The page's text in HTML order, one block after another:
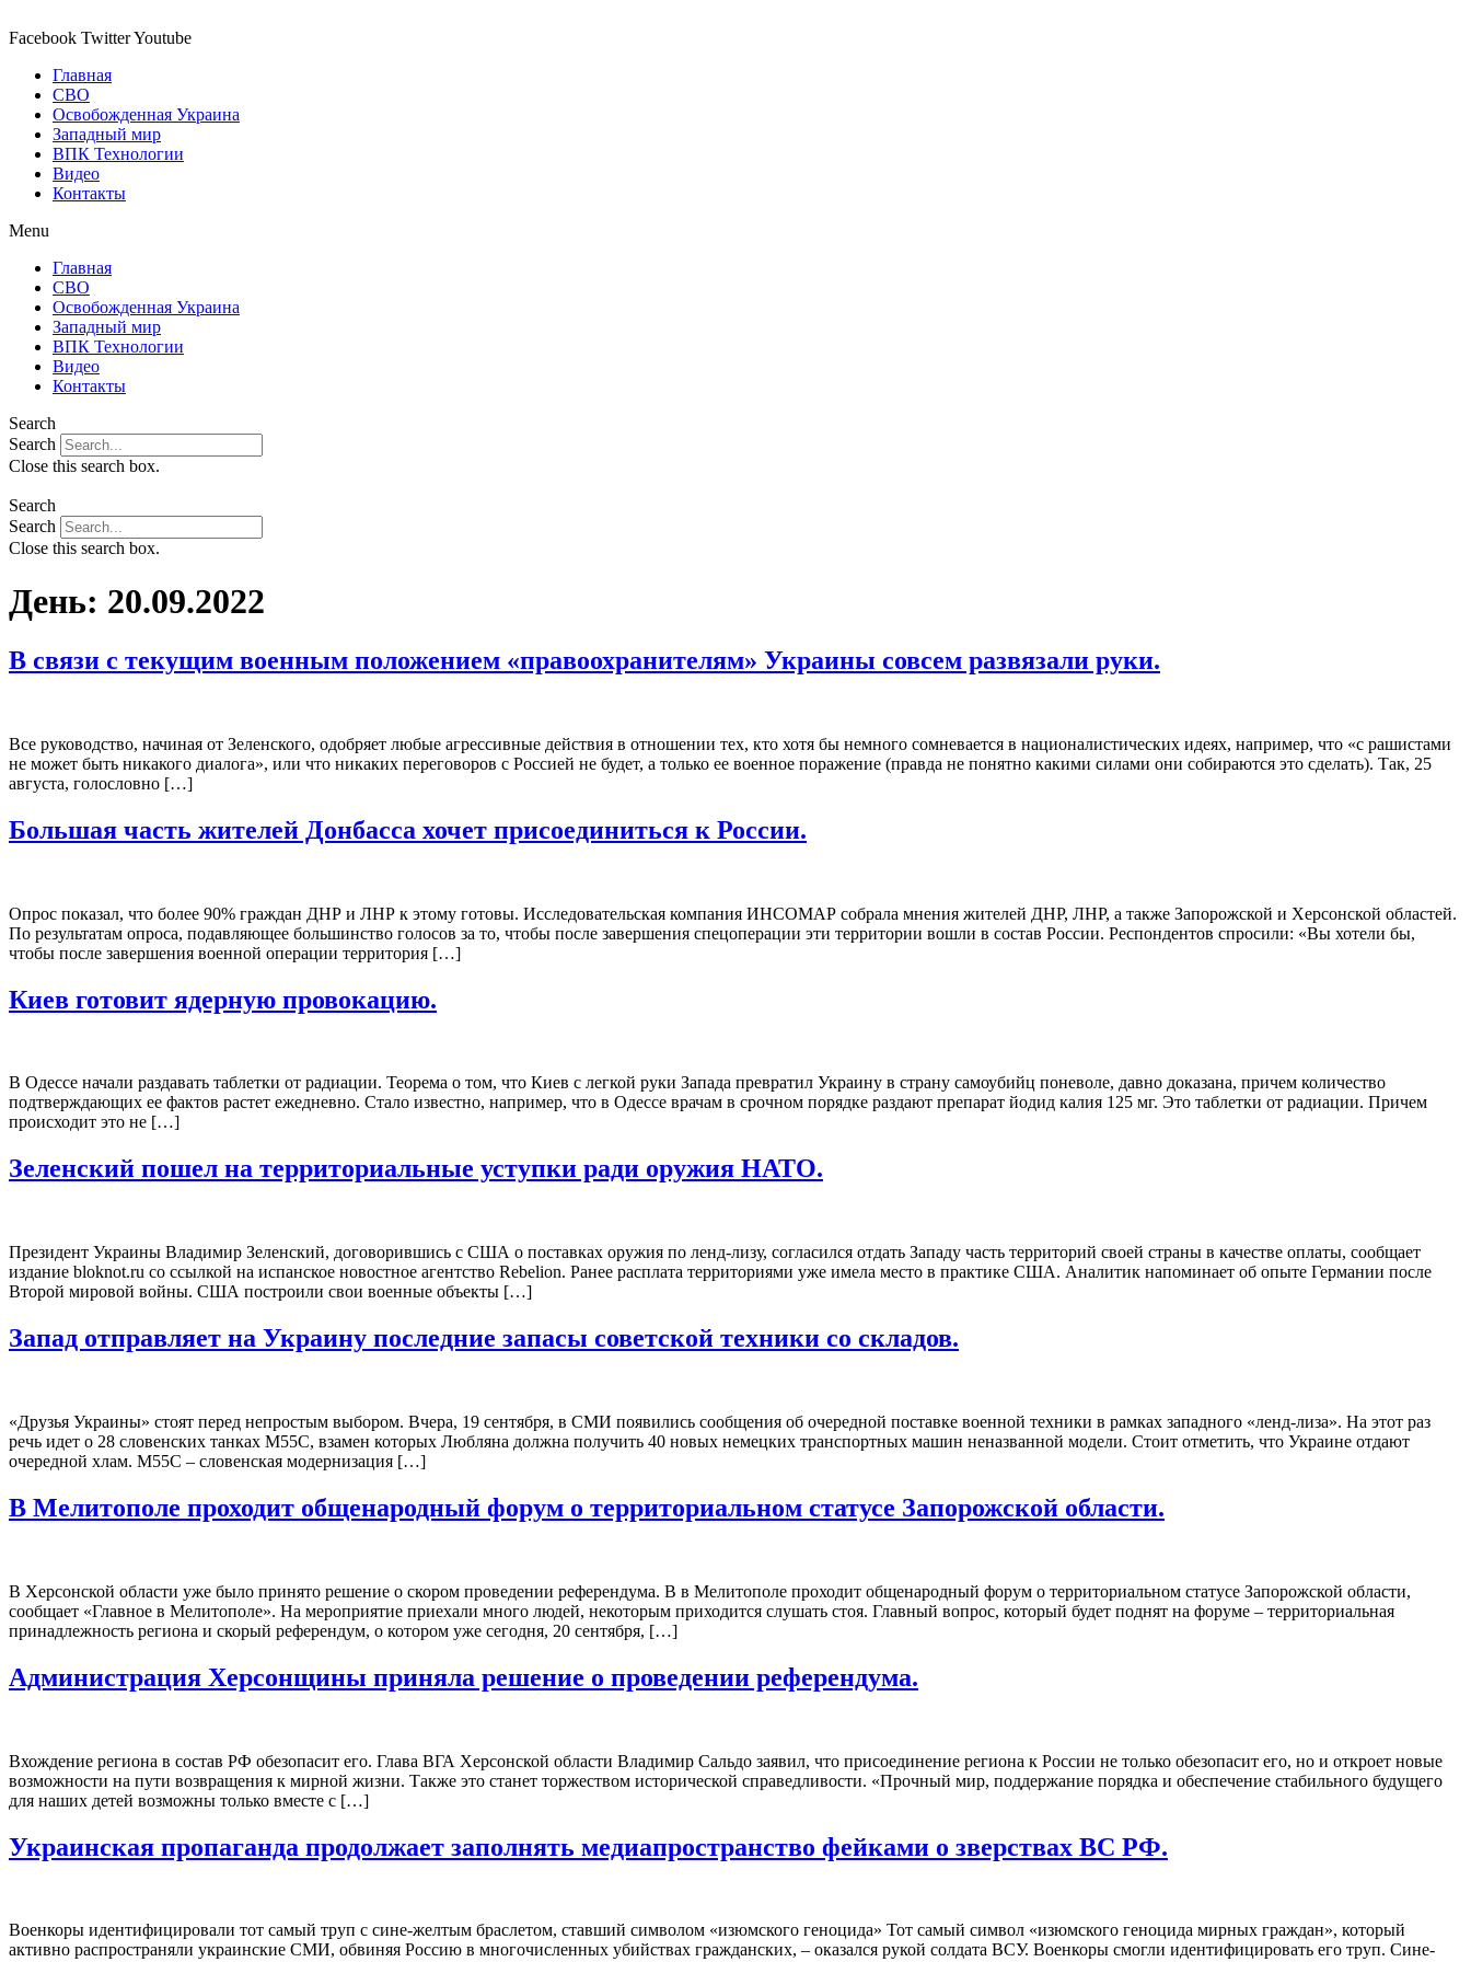
к
Facebook TwitterYoutube
Главная
СВО
Освобожденная Украина
Западный мир
ВПК Технологии
Видео
Контакты
Menu
Главная
СВО
Освобожденная Украина
Западный мир
ВПК Технологии
Видео
Контакты
Search
Search
Close this search box.
Search
Search
Close this search box.
День: 20.09.2022
В связи с текущим военным положением «правоохранителям» Украины совсем развязали руки.
Все руководство, начиная от Зеленского, одобряет любые агрессивные действия в отношении тех, кто хотя бы немного сомневается в националистических идеях, например, что «с рашистами
не может быть никакого диалога», или что никаких переговоров с Россией не будет, а только ее военное поражение (правда не понятно какими силами они собираются это сделать). Так, 25
августа, голословно […]
Большая часть жителей Донбасса хочет присоединиться к России.
Опрос показал, что более 90% граждан ДНР и ЛНР к этому готовы. Исследовательская компания ИНСОМАР собрала мнения жителей ДНР, ЛНР, а также Запорожской и Херсонской областей.
По результатам опроса, подавляющее большинство голосов за то, чтобы после завершения спецоперации эти территории вошли в состав России. Респондентов спросили: «Вы хотели бы,
чтобы после завершения военной операции территория […]
Киев готовит ядерную провокацию.
В Одессе начали раздавать таблетки от радиации. Теорема о том, что Киев с легкой руки Запада превратил Украину в страну самоубийц поневоле, давно доказана, причем количество
подтверждающих ее фактов растет ежедневно. Стало известно, например, что в Одессе врачам в срочном порядке раздают препарат йодид калия 125 мг. Это таблетки от радиации. Причем
происходит это не […]
Зеленский пошел на территориальные уступки ради оружия НАТО.
Президент Украины Владимир Зеленский, договорившись с США о поставках оружия по ленд-лизу, согласился отдать Западу часть территорий своей страны в качестве оплаты, сообщает
издание bloknot.ru со ссылкой на испанское новостное агентство Rebelion. Ранее расплата территориями уже имела место в практике США. Аналитик напоминает об опыте Германии после
Второй мировой войны. США построили свои военные объекты […]
Запад отправляет на Украину последние запасы советской техники со складов.
«Друзья Украины» стоят перед непростым выбором. Вчера, 19 сентября, в СМИ появились сообщения об очередной поставке военной техники в рамках западного «ленд-лиза». На этот раз
речь идет о 28 словенских танках M55C, взамен которых Любляна должна получить 40 новых немецких транспортных машин неназванной модели. Стоит отметить, что Украине отдают
очередной хлам. M55C – словенская модернизация […]
В Мелитополе проходит общенародный форум о территориальном статусе Запорожской области.
В Херсонской области уже было принято решение о скором проведении референдума. В в Мелитополе проходит общенародный форум о территориальном статусе Запорожской области,
сообщает «Главное в Мелитополе». На мероприятие приехали много людей, некоторым приходится слушать стоя. Главный вопрос, который будет поднят на форуме – территориальная
принадлежность региона и скорый референдум, о котором уже сегодня, 20 сентября, […]
Администрация Херсонщины приняла решение о проведении референдума.
Вхождение региона в состав РФ обезопасит его. Глава ВГА Херсонской области Владимир Сальдо заявил, что присоединение региона к России не только обезопасит его, но и откроет новые
возможности на пути возвращения к мирной жизни. Также это станет торжеством исторической справедливости. «Прочный мир, поддержание порядка и обеспечение стабильного будущего
для наших детей возможны только вместе с […]
Украинская пропаганда продолжает заполнять медиапространство фейками о зверствах ВС РФ.
Военкоры идентифицировали тот самый труп с сине-желтым браслетом, ставший символом «изюмского геноцида» Тот самый символ «изюмского геноцида мирных граждан», который
активно распространяли украинские СМИ, обвиняя Россию в многочисленных убийствах гражданских, – оказался рукой солдата ВСУ. Военкоры смогли идентифицировать его труп. Сине-